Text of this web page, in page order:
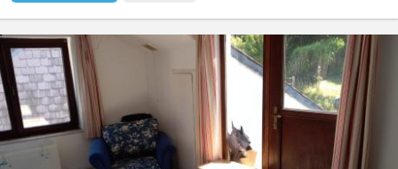
KV 1617
Vidéo disponible ici ! Agréable maison communautaire de 6
étudiant(e)s, située à Vieusart, juste en périphérie de Louvain-la-
Neuve Domiciliation possible. Non-fumeur. Wifi gratuit. Quartier
vert et calme : 32 rue de Mèves, 1325 Corroy-le-Grand. A
partager : cuisine équipée (4 taques...